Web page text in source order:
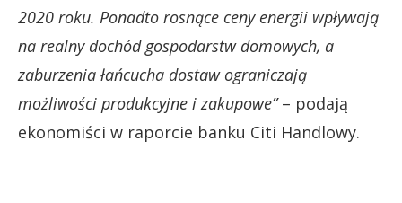
2020 roku. Ponadto rosnące ceny energii wpływają
na realny dochód gospodarstw domowych, a
zaburzenia łańcucha dostaw ograniczają
możliwości produkcyjne i zakupowe”– podają
ekonomiści w raporcie banku Citi Handlowy.